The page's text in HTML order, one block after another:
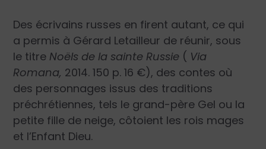
Des écrivains russes en firent autant, ce qui
a permis à Gérard Letailleur de réunir, sous
le titre Noëls de la sainte Russie ( Via
Romana, 2014. 150 p. 16 €), des contes où
des personnages issus des traditions
préchrétiennes, tels le grand-père Gel ou la
petite fille de neige, côtoient les rois mages
et l’Enfant Dieu.